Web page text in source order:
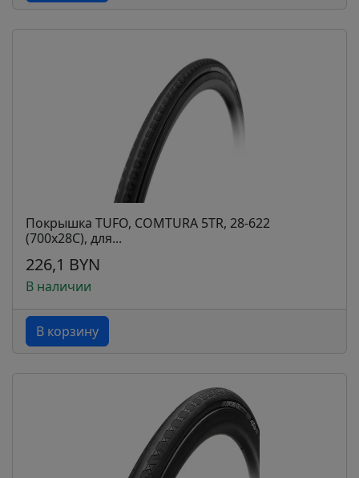
Покрышка TUFO, COMTURA 5TR, 28-622
(700x28C), для...
226,1 BYN
В наличии
В корзину